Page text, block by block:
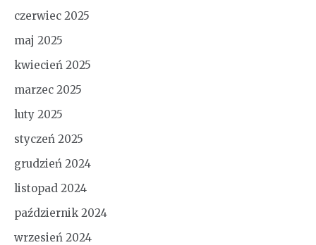
czerwiec 2025
maj 2025
kwiecień 2025
marzec 2025
luty 2025
styczeń 2025
grudzień 2024
listopad 2024
październik 2024
wrzesień 2024